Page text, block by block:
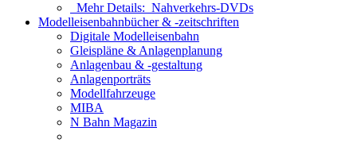
Mehr Details: Nahverkehrs-DVDs
Modelleisenbahnbücher & -zeitschriften
Digitale Modelleisenbahn
Gleispläne & Anlagenplanung
Anlagenbau & -gestaltung
Anlagenporträts
Modellfahrzeuge
MIBA
N Bahn Magazin